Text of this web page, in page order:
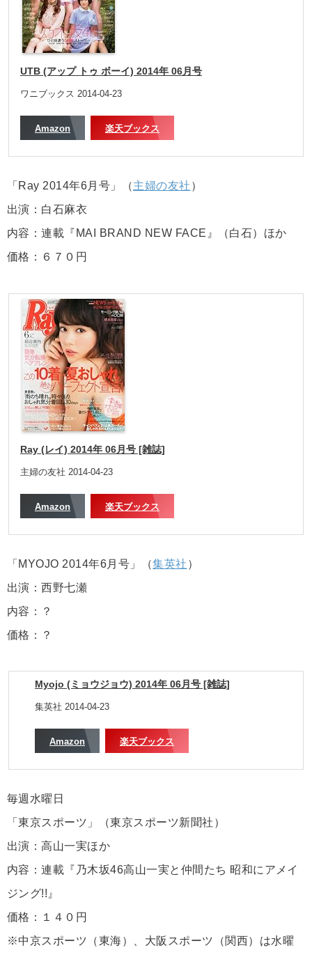
UTB (アップ トゥ ボーイ) 2014年 06月号
ワニブックス 2014-04-23
Amazon 楽天ブックス
「Ray 2014年6月号」（主婦の友社 ）
出演：白石麻衣
内容：連載『MAI BRAND NEW FACE』（白石）ほか
価格：６７０円
Ray (レイ) 2014年 06月号 [雑誌]
主婦の友社 2014-04-23
Amazon 楽天ブックス
「MYOJO 2014年6月号」（集英社 ）
出演：西野七瀬
内容：？
価格：？
Myojo (ミョウジョウ) 2014年 06月号 [雑誌]
集英社 2014-04-23
Amazon 楽天ブックス
毎週水曜日
「東京スポーツ」（東京スポーツ新聞社）
出演：高山一実ほか
内容：連載『乃木坂46高山一実と仲間たち 昭和にアメイ
ジング!!』
価格：１４０円
※中京スポーツ（東海）、大阪スポーツ（関西）は水曜